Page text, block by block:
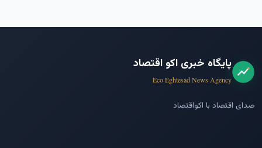
پایگاه خبری اکو اقتصاد
Eco Eghtesad News Agency
صدای اقتصاد با اکواقتصاد